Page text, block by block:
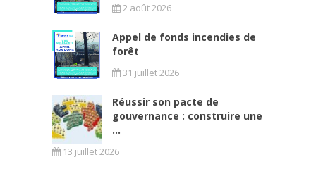
2 août 2026
Appel de fonds incendies de
forêt
31 juillet 2026
Réussir son pacte de
gouvernance : construire une
...
13 juillet 2026